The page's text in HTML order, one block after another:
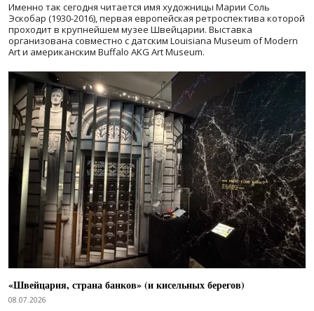
Именно так сегодня читается имя художницы Марии Соль
Эскобар (1930-2016), первая европейская ретроспектива которой
проходит в крупнейшем музее Швейцарии. Выставка
организована совместно с датским Louisiana Museum of Modern
Art и американским Buffalo AKG Art Museum.
«Швейцария, страна банков» (и кисельных берегов)
08.07.2026